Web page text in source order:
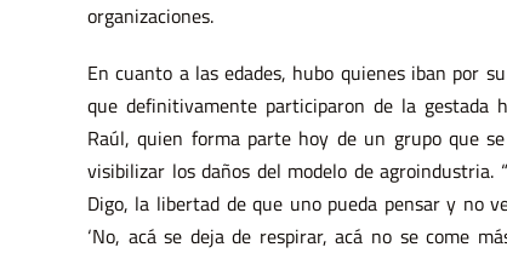
organizaciones.
En cuanto a las edades, hubo quienes iban por
que definitivamente participaron de la gestada
Raúl, quien forma parte hoy de un grupo que
visibilizar los daños del modelo de agroindustria.
Digo, la libertad de que uno pueda pensar y no
‘No, acá se deja de respirar, acá no se come